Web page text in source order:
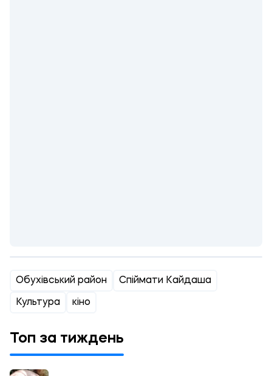
Обухівський район Спіймати Кайдаша
Культура кіно
Топ за тиждень